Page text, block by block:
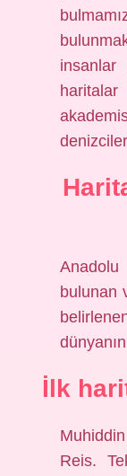
insanlar
bulunan
İlk
Reis.